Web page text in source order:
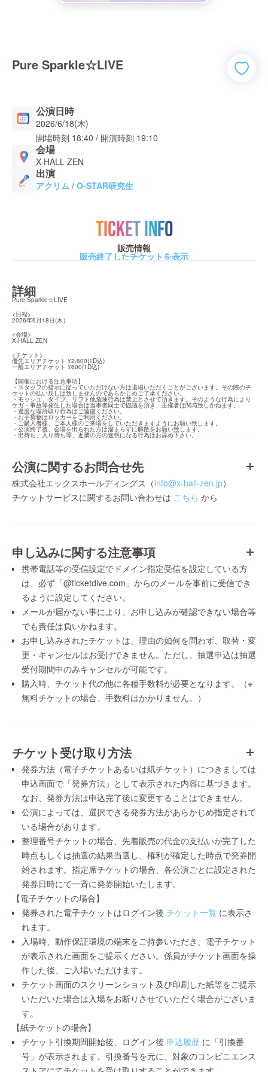
Pure Sparkle☆LIVE
公演日時
2026/6/18(木)
開場時刻 18:40 / 開演時刻 19:10
会場
X-HALL ZEN
出演
アクリム / O-STAR研究生
TICKET INFO
販売情報
販売終了したチケットを表示
詳細
Pure Sparkle☆LIVE
<日程>
2026年6月18日(木）
<会場>
X-HALL ZEN
<チケット>
優先エリアチケット ¥2,600(1D込)
一般エリアチケット ¥600(1D込)
【開催における注意事項】
・スタッフの指示に従っていただけない方は退場いただくことがございます。その際のチ
ケットの払い戻しは致しませんのであらかじめご了承ください。
・モッシュ、ダイブ、リフト他危険行為は禁止とさせて頂きます。そのような行為により
ケガ・事故等発生した場合は当事者同士で協議を頂き、主催者は関与致しかねます。
・過度な場所取り行為はご遠慮ください。
・お手荷物はロッカーをご利用ください。
・ご購入者様、ご本人様のご来場をしていただきますようにお願い致します。
・公演終了後、会場を出られた方は溜まらずに解散をお願い致します。
・出待ち、入り待ち等、近隣の方の迷惑になる行為はお辞め下さい。
公演に関するお問合せ先
株式会社エックスホールディングス（info@x-hall-zen.jp）
チケットサービスに関するお問い合わせは こちら から
申し込みに関する注意事項
携帯電話等の受信設定でドメイン指定受信を設定している方
は、必ず「@ticketdive.com」からのメールを事前に受信でき
るように設定してください。
メールが届かない事により、お申し込みが確認できない場合等
でも責任は負いかねます。
お申し込みされたチケットは、理由の如何を問わず、取替・変
更・キャンセルはお受けできません。ただし、抽選申込は抽選
受付期間中のみキャンセルが可能です。
購入時、チケット代の他に各種手数料が必要となります。（※
無料チケットの場合、手数料はかかりません。）
チケット受け取り方法
発券方法（電子チケットあるいは紙チケット）につきましては
申込画面で「発券方法」として表示された内容に基づきます。
なお、発券方法は申込完了後に変更することはできません。
公演によっては、選択できる発券方法があらかじめ指定されて
いる場合があります。
整理番号チケットの場合、先着販売の代金の支払いが完了した
時点もしくは抽選の結果当選し、権利が確定した時点で発券開
始されます。指定席チケットの場合、各公演ごとに設定された
発券日時にて一斉に発券開始いたします。
【電子チケットの場合】
発券された電子チケットはログイン後 チケット一覧 に表示さ
れます。
入場時、動作保証環境の端末をご持参いただき、電子チケット
が表示された画面をご提示ください。係員がチケット画面を操
作した後、ご入場いただけます。
チケット画面のスクリーンショット及び印刷した紙等をご提示
いただいた場合は入場をお断りさせていただく場合がございま
す。
【紙チケットの場合】
チケット引換期間開始後、ログイン後 申込履歴 に「引換番
号」が表示されます。引換番号を元に、対象のコンビニエンス